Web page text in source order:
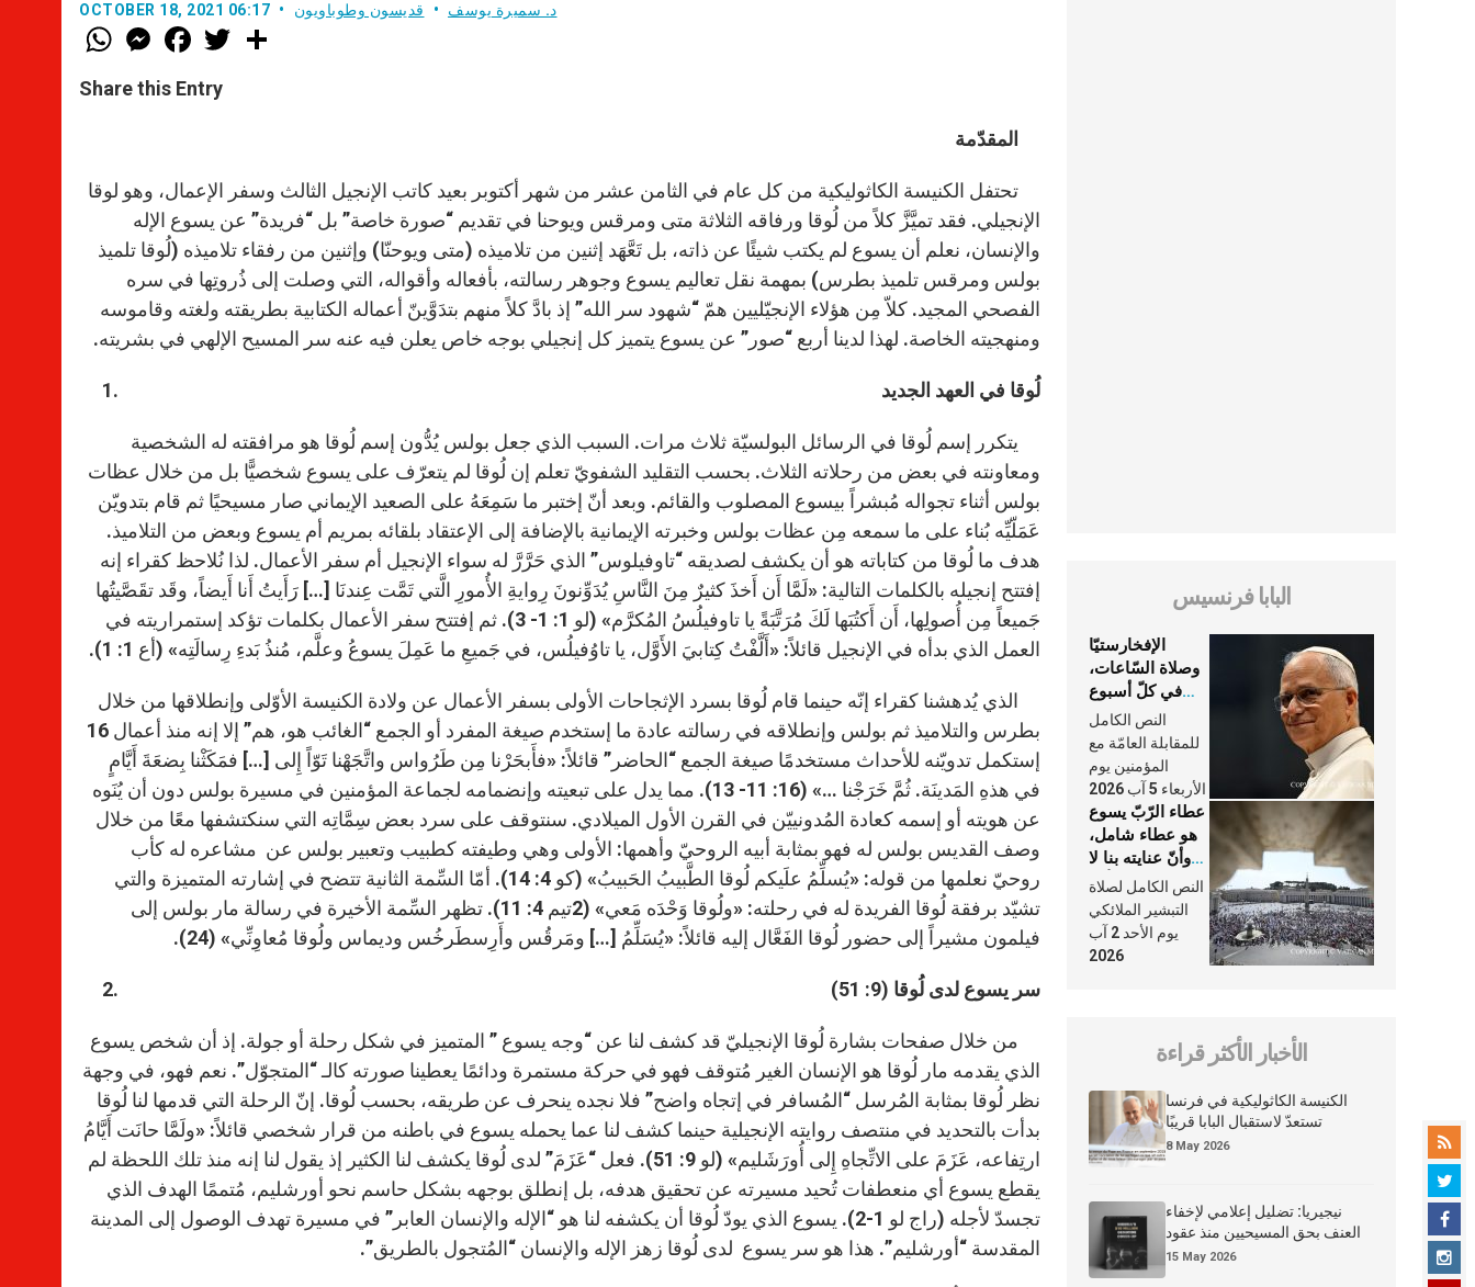
OCTOBER 18, 2021 06:17 د. سميرة يوسف قديسون وطوباويون
W
h
t
s
M
e
s
e
F
a
e
b
w
Share this Entry
المقدّمة
تحتفل الكنيسة الكاثوليكية من كل عام في الثامن عشر من شهر أكتوبر بعيد كاتب الإنجيل الثالث وسفر الإعمال، وهو لوقا
الإنجيلي. فقد تميَّزَّ كلاً من لُوقا ورفاقه الثلاثة متى ومرقس ويوحنا في تقديم “صورة خاصة” بل “فريدة” عن يسوع الإله
والإنسان، نعلم أن يسوع لم يكتب شيئًا عن ذاته، بل تَعَّهَد إثنين من تلاميذه (متى ويوحنّا) وإثنين من رفقاء تلاميذه (لُوقا تلميذ
بولس ومرقس تلميذ بطرس) بمهمة نقل تعاليم يسوع وجوهر رسالته، بأفعاله وأقواله، التي وصلت إلى ذُروتِها في سره
الفصحي المجيد. كلاّ مِن هؤلاء الإنجيّليين همّ “شهود سر الله” إذ بادَّ كلاً منهم بتدَوَّينّ أعماله الكتابية بطريقته ولغته وقاموسه
ومنهجيته الخاصة. لهذا لدينا أربع “صور” عن يسوع يتميز كل إنجيلي بوجه خاص يعلن فيه عنه سر المسيح الإلهي في بشريته.
لُوقا في العهد الجديد
يتكرر إسم لُوقا في الرسائل البولسيّة ثلاث مرات. السبب الذي جعل بولس يُدُّون إسم لُوقا هو مرافقته له الشخصية
ومعاونته في بعض من رحلاته الثلاث. بحسب التقليد الشفويّ تعلم إن لُوقا لم يتعرّف على يسوع شخصيًّا بل من خلال عظات
بولس أثناء تجواله مُبشراً بيسوع المصلوب والقائم. وبعد أنّ إختبر ما سَمِعَهُ على الصعيد الإيماني صار مسيحيًا ثم قام بتدويّن
عَمَلّيِّه بُناء على ما سمعه مِن عظات بولس وخبرته الإيمانية بالإضافة إلى الإعتقاد بلقائه بمريم أم يسوع وبعض من التلاميذ.
هدف ما لُوقا من كتاباته هو أن يكشف لصديقه “تاوفيلوس” الذي حَرَّرَّ له سواء الإنجيل أم سفر الأعمال. لذا نُلاحظ كقراء إنه
إفتتح إنجيله بالكلمات التالية: «لَمَّا أَن أَخذَ كثيرٌ مِنَ النَّاسِ يُدَوِّنونَ رِوايةِ الأُمورِ الَّتي تَمَّت عِندنَا […] رَأَيتُ أَنا أَيضاً، وقَد تقَصَّيتُها
جَميعاً مِن أُصولِها، أَن أَكتُبَها لَكَ مُرَتَّبَةً يا تاوفيلُسُ المُكرَّم» (لو 1: 1- 3). ثم إفتتح سفر الأعمال بكلمات تؤكد إستمراريته في
العمل الذي بدأه في الإنجيل قائلاً: «أَلَّفْتُ كِتابيَ الأَوَّل، يا تاوُفيلُس، في جَميعِ ما عَمِلَ يسوعُ وعلَّم، مُنذُ بَدءِ رِسالَتِه» (أع 1: 1).
الذي يُدهشنا كقراء إنّه حينما قام لُوقا بسرد الإثجاحات الأولى بسفر الأعمال عن ولادة الكنيسة الأوّلى وإنطلاقها من خلال
بطرس والتلاميذ ثم بولس وإنطلاقه في رسالته عادة ما إستخدم صيغة المفرد أو الجمع “الغائب هو، هم” إلا إنه منذ أعمال 16
إستكمل تدويّنه للأحداث مستخدمًا صيغة الجمع “الحاضر” قائلاً: «فأَبحَرْنا مِن طَرُواس واتَّجَهْنا تَوّاً إِلى […] فمَكَثْنا بِضعَةَ أَيَّامٍ
في هذهِ المَدينَة. ثُمَّ خَرَجْنا …» (16: 11- 13). مما يدل على تبعيته وإنضمامه لجماعة المؤمنين في مسيرة بولس دون أن يُنَوه
عن هويته أو إسمه كعادة المُدونييّن في القرن الأول الميلادي. سنتوقف على سرد بعض سِمَّاتِه التي سنكتشفها معًا من خلال
وصف القديس بولس له فهو بمثابة أبيه الروحيّ وأهمها: الأولى وهي وطيفته كطبيب وتعبير بولس عن مشاعره له كأب
روحيّ نعلمها من قوله: «يُسلِّمُ علَيكم لُوقا الطَّبيبُ الحَبيبُ» (كو 4: 14). أمّا السِّمة الثانية تتضح في إشارته المتميزة والتي
تشيّد برفقة لُوقا الفريدة له في رحلته: «ولُوقا وَحْدَه مَعي» (2تيم 4: 11). تظهر السِّمة الأخيرة في رسالة مار بولس إلى
فيلمون مشيراً إلى حضور لُوقا الفَعَّال إليه قائلاً: «يُسَلِّمُ […] ومَرقُس وأَرِسطَرخُس وديماس ولُوقا مُعاوِنِّي» (24).
سر يسوع لدى لُوقا (9: 51)
من خلال صفحات بشارة لُوقا الإنجيليّ قد كشف لنا عن “وجه يسوع ” المتميز في شكل رحلة أو جولة. إذ أن شخص يسوع
الذي يقدمه مار لُوقا هو الإنسان الغير مُتوقف فهو في حركة مستمرة ودائمًا يعطينا صورته كالـ “المتجوّل”. نعم فهو، في وجهة
نظر لُوقا بمثابة المُرسل “المُسافر في إتجاه واضح” فلا نجده ينحرف عن طريقه، بحسب لُوقا. إنّ الرحلة التي قدمها لنا لُوقا
بدأت بالتحديد في منتصف روايته الإنجيلية حينما كشف لنا عما يحمله يسوع في باطنه من قرار شخصي قائلاً: «ولَمَّا حانَت أَيَّامُ
ارتِفاعه، عَزَمَ على الاتِّجاهِ إِلى أُورَشَليم» (لو 9: 51). فعل “عَزَمَ” لدى لُوقا يكشف لنا الكثير إذ يقول لنا إنه منذ تلك اللحظة لم
يقطع يسوع أي منعطفات تُحيد مسيرته عن تحقيق هدفه، بل إنطلق بوجهه بشكل حاسم نحو أورشليم، مُتممًا الهدف الذي
تجسدّ لأجله (راج لو 1-2). يسوع الذي يودّ لُوقا أن يكشفه لنا هو “الإله والإنسان العابر” في مسيرة تهدف الوصول إلى المدينة
المقدسة “أورشليم”. هذا هو سر يسوع لدى لُوقا زهز الإله والإنسان “المُتجول بالطريق”.
البابا فرنسيس
الإفخارستيّا
وصلاة السّاعات،
في كلّ أسبوع
وكلّ يوم، هما
النَّفَس في حياة
الكنيسة
النص الكامل
للمقابلة العامّة مع
المؤمنين يوم
الأربعاء 5 آب 2026
عطاء الرّبّ يسوع
هو عطاء شامل،
وأنّ عنايته بنا لا
تغيب عنّا أبدًا
النص الكامل لصلاة
التبشير الملائكي
يوم الأحد 2 آب
2026
الأخبار الأكثر قراءة
الكنيسة الكاثوليكية في فرنسا
تستعدّ لاستقبال البابا قريبًا
8 May 2026
نيجيريا: تضليل إعلامي لإخفاء
العنف بحق المسيحيين منذ عقود
15 May 2026